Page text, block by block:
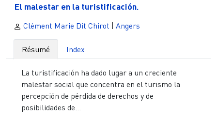
El malestar en la turistificación.
Clément Marie Dit Chirot | Angers
Résumé Index
La turistificación ha dado lugar a un creciente
malestar social que concentra en el turismo la
percepción de pérdida de derechos y de
posibilidades de...